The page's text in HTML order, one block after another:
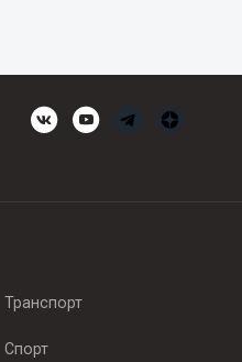
Транспорт
Спорт